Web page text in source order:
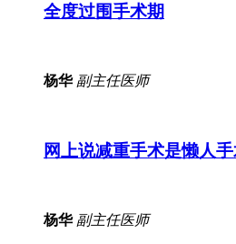
全度过围手术期
杨华 副主任医师
网上说减重手术是懒人
杨华 副主任医师